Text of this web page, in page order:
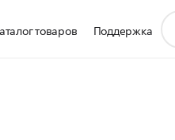
товаров Поддержка